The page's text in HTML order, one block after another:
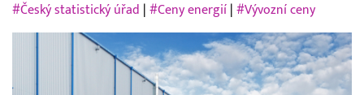
#Český statistický úřad
#Ceny energií #Vývozní ceny